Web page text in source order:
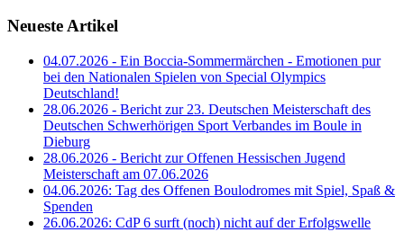
Neueste Artikel
04.07.2026 - Ein Boccia-Sommermärchen - Emotionen pur
bei den Nationalen Spielen von Special Olympics
Deutschland!
28.06.2026 - Bericht zur 23. Deutschen Meisterschaft des
Deutschen Schwerhörigen Sport Verbandes im Boule in
Dieburg
28.06.2026 - Bericht zur Offenen Hessischen Jugend
Meisterschaft am 07.06.2026
04.06.2026: Tag des Offenen Boulodromes mit Spiel, Spaß &
Spenden
26.06.2026: CdP 6 surft (noch) nicht auf der Erfolgswelle